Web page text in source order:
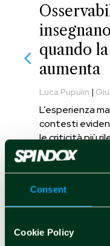
Consent
Cookie Policy
quando
aumenta
Luca Pupulin |
L’esperienza
contesti
le criticità più
tecnologia, ma
strategia chiara
leggi tutto